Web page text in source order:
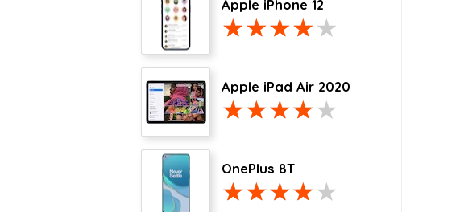
Apple iPhone 12
Apple iPad Air 2020
OnePlus 8T